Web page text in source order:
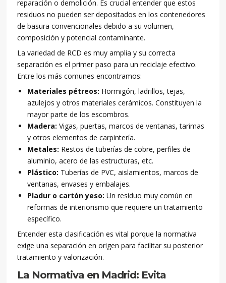
reparación o demolición. Es crucial entender que estos
residuos no pueden ser depositados en los contenedores
de basura convencionales debido a su volumen,
composición y potencial contaminante.
La variedad de RCD es muy amplia y su correcta
separación es el primer paso para un reciclaje efectivo.
Entre los más comunes encontramos:
Materiales pétreos: Hormigón, ladrillos, tejas,
azulejos y otros materiales cerámicos. Constituyen la
mayor parte de los escombros.
Madera: Vigas, puertas, marcos de ventanas, tarimas
y otros elementos de carpintería.
Metales: Restos de tuberías de cobre, perfiles de
aluminio, acero de las estructuras, etc.
Plástico: Tuberías de PVC, aislamientos, marcos de
ventanas, envases y embalajes.
Pladur o cartón yeso: Un residuo muy común en
reformas de interiorismo que requiere un tratamiento
específico.
Entender esta clasificación es vital porque la normativa
exige una separación en origen para facilitar su posterior
tratamiento y valorización.
La Normativa en Madrid: Evita